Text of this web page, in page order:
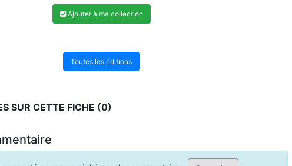
Ajouter à ma collection
Toutes les éditions
SUR CETTE FICHE (0)